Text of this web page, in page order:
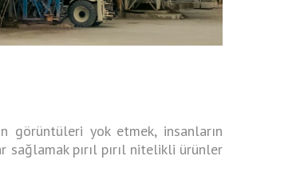
görüntüleri yok etmek, insanların
sağlamak pırıl pırıl nitelikli ürünler